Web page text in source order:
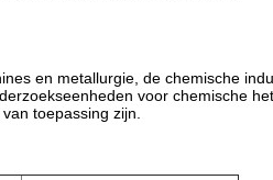
en metallurgie, de chemische
voor chemische
toepassing zijn.